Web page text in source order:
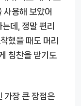
사용해 보았어
데, 정말 편리
했을 때도 머리
칭찬을 받기도
가장 큰 장점은